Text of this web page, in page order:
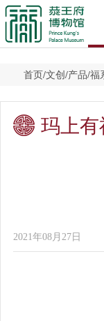
首页/文创/产品/福
玛上
2021年08月27日